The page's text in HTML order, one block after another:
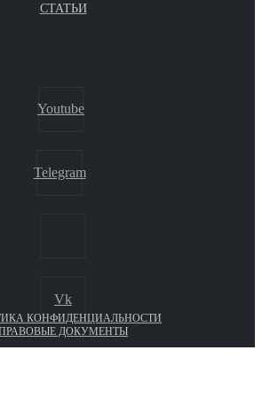
СТАТЬИ
Youtube
Telegram
Vk
КОНФИДЕНЦИАЛЬНОСТИ
ДОКУМЕНТЫ